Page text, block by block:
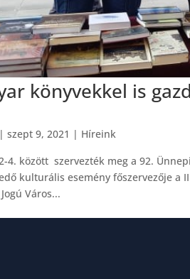
könyvekkel is
|szept 9, 2021 | Híreink
4. között szervezték meg a 92.
kulturális esemény főszervezője a
Város...